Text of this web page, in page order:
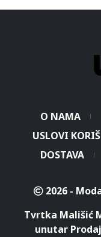
O NAMA
USLOVI
DOSTAVA
2026 -
Tvrtka Mališić
unutar